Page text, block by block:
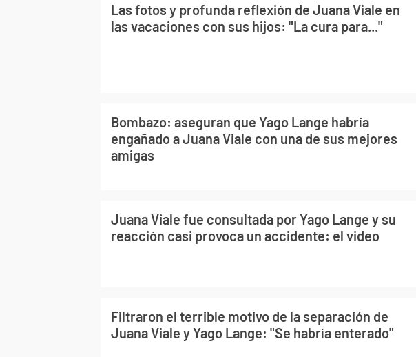
Las fotos y profunda reflexión de Juana Viale en
las vacaciones con sus hijos: "La cura para..."
Bombazo: aseguran que Yago Lange habría
engañado a Juana Viale con una de sus mejores
amigas
Juana Viale fue consultada por Yago Lange y su
reacción casi provoca un accidente: el video
Filtraron el terrible motivo de la separación de
Juana Viale y Yago Lange: "Se habría enterado"